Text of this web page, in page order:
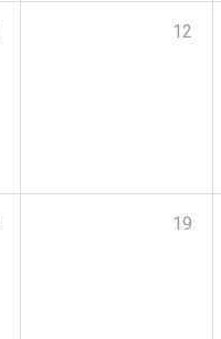
12
19